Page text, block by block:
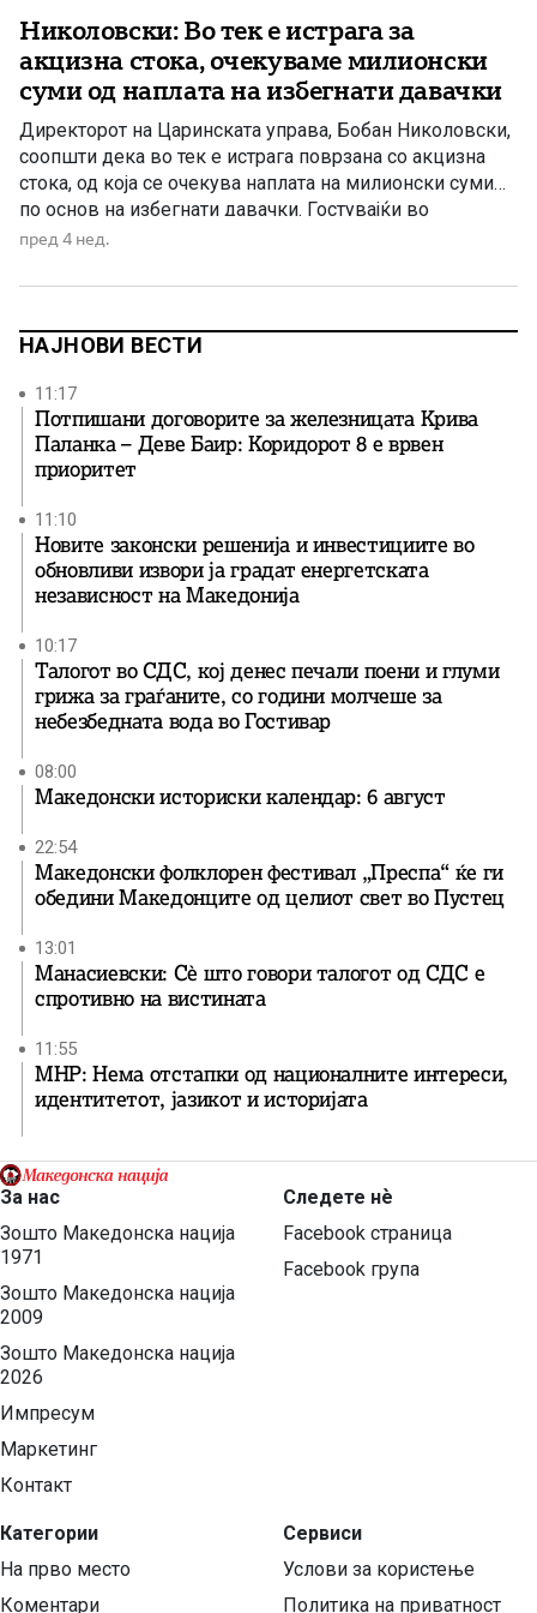
Николовски: Во тек е истрага за
акцизна стока, очекуваме милионски
суми од наплата на избегнати давачки
Директорот на Царинската управа, Бобан Николовски,
соопшти дека во тек е истрага поврзана со акцизна
стока, од која се очекува наплата на милионски суми
по основ на избегнати давачки. Гостувајќи во
емисијата „За или против“ на телевизија Алфа,
целосна институционална поддршка да постапува по
пред 4 нед.
НАЈНОВИ ВЕСТИ
11:17
Потпишани договорите за железницата Крива
Паланка – Деве Баир: Коридорот 8 е врвен
приоритет
11:10
Новите законски решенија и инвестициите во
обновливи извори ја градат енергетската
независност на Македонија
10:17
Талогот во СДС, кој денес печали поени и глуми
грижа за граѓаните, со години молчеше за
небезбедната вода во Гостивар
08:00
Македонски историски календар: 6 август
22:54
Македонски фолклорен фестивал „Преспа“ ќе ги
обедини Македонците од целиот свет во Пустец
13:01
Манасиевски: Сè што говори талогот од СДС е
спротивно на вистината
11:55
МНР: Нема отстапки од националните интереси,
идентитетот, јазикот и историјата
За нас
Зошто Македонска нација
1971
Зошто Македонска нација
2009
Зошто Македонска нација
2026
Импресум
Маркетинг
Контакт
Категории
На прво место
Коментари
Следете нѐ
Facebook страница
Facebook група
Сервиси
Услови за користење
Политика на приватност